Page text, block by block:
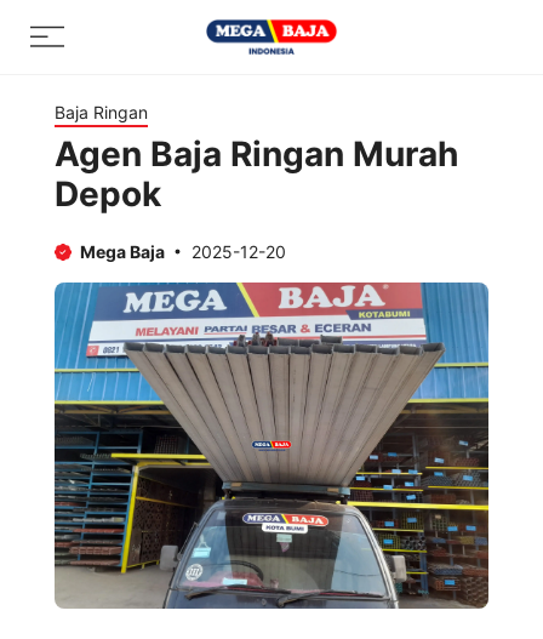
Menu
Baja Ringan
Agen Baja Ringan Murah
Depok
Mega Baja 2025-12-20